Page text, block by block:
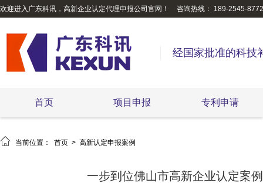
欢迎进入广东科讯，高新企业认定代理申报公司官网！ 咨询热线： 189-2545-8772
经国家批准的科技
首页 项目申报 专利申请
 当前位置： 首页 > 高新认定申报案例
一步到位佛山市高新企业认定案